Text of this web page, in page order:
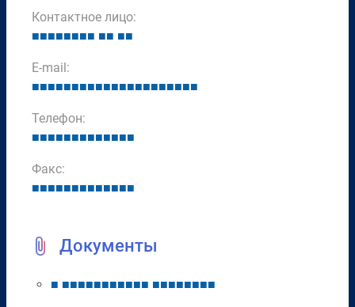
Контактное лицо:
■■■■■■■■ ■■ ■■
E-mail:
■■■■■■■■■■■■■■■■■■■■■
Телефон:
■■■■■■■■■■■■■
Факс:
■■■■■■■■■■■■■
Документы
■ ■■■■■■■■■■■ ■■■■■■■■